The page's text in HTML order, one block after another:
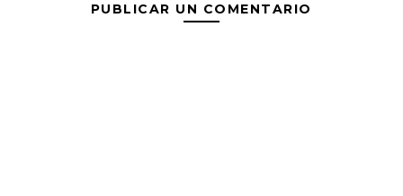
PUBLICAR UN COMENTARIO